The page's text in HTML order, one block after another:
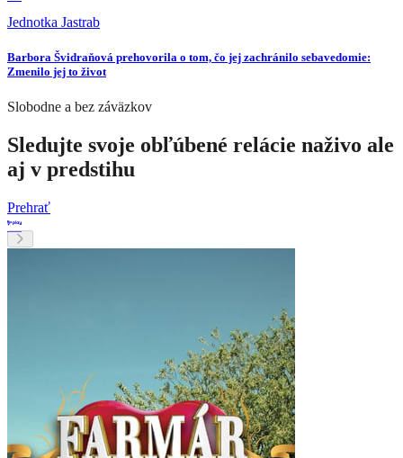
Jednotka Jastrab
Barbora Švidraňová prehovorila o tom, čo jej zachránilo sebavedomie:
Zmenilo jej to život
Slobodne a bez záväzkov
Sledujte svoje obľúbené relácie naživo ale
aj v predstihu
Prehrať